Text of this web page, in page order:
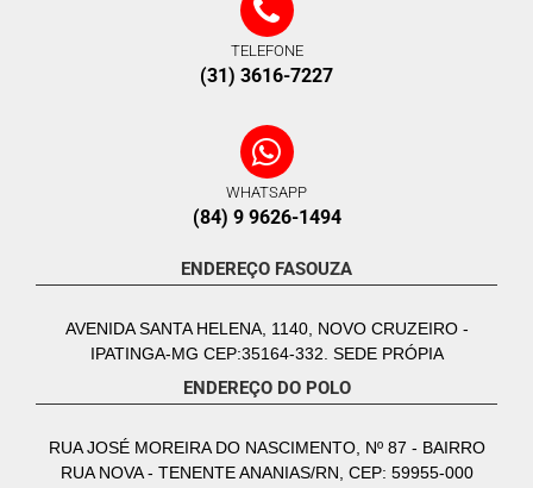
TELEFONE
(31) 3616-7227
WHATSAPP
(84) 9 9626-1494
ENDEREÇO FASOUZA
AVENIDA SANTA HELENA, 1140, NOVO CRUZEIRO -
IPATINGA-MG CEP:35164-332. SEDE PRÓPIA
ENDEREÇO DO POLO
RUA JOSÉ MOREIRA DO NASCIMENTO, Nº 87 - BAIRRO
RUA NOVA - TENENTE ANANIAS/RN, CEP: 59955-000